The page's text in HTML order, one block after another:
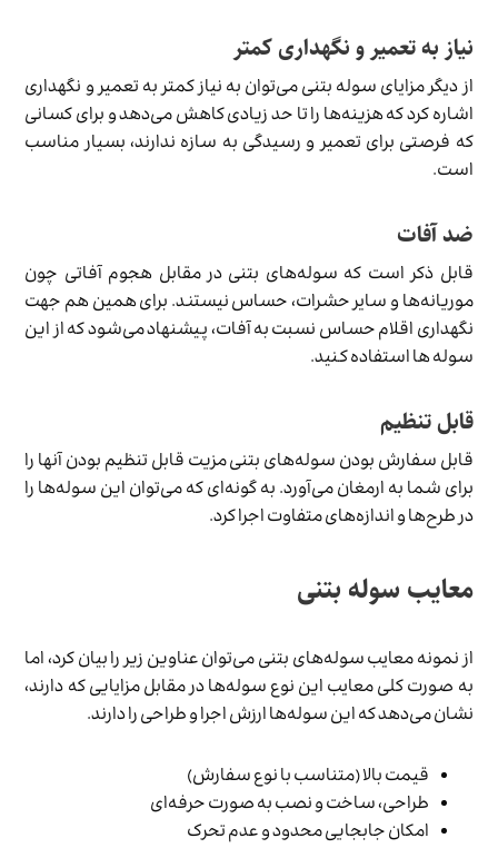
نیاز به تعمیر و نگهداری کم­تر
از دیگر مزایای سوله بتنی می‌­توان به نیاز کم­تر به تعمیر و نگهداری
اشاره کرد که هزینه­‌ها را تا حد زیادی کاهش می‌­دهد و برای کسانی
که فرصتی برای تعمیر و رسیدگی به سازه ندارند، بسیار مناسب
است.
ضد آفات
قابل ذکر است که سوله‌­های بتنی در مقابل هجوم آفاتی چون
موریانه­‌ها و سایر حشرات، حساس نیستند. برای همین هم جهت
نگهداری اقلام حساس نسبت به آفات، پیشنهاد می­‌شود که از این
سوله ها استفاده کنید.
قابل تنظیم
قابل سفارش بودن سوله­‌های بتنی مزیت قابل تنظیم بودن آن­ها را
برای شما به ارمغان می‌­آورد. به گونه‌­ای که می‌­توان این سوله­‌ها را
در طرح­‌ها و اندازه‌­های متفاوت اجرا کرد.
معایب سوله بتنی
از نمونه معایب سوله­‌های بتنی می‌­توان عناوین زیر را بیان کرد، اما
به صورت کلی معایب این نوع سوله­‌ها در مقابل مزایایی که دارند،
نشان می­‌دهد که این سوله‌­ها ارزش اجرا و طراحی را دارند.
قیمت بالا (متناسب با نوع سفارش)
طراحی، ساخت و نصب به صورت حرفه‌­ای
امکان جابجایی محدود و عدم تحرک